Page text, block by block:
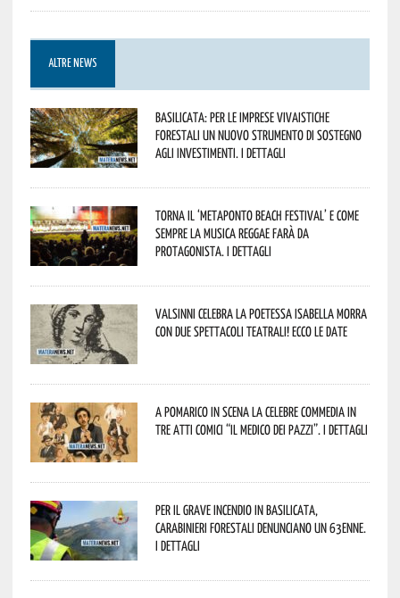
ALTRE NEWS
Basilicata: per le imprese vivaistiche
forestali un nuovo strumento di sostegno
agli investimenti. I dettagli
Torna il ‘Metaponto beach festival’ e come
sempre la musica reggae farà da
protagonista. I dettagli
Valsinni celebra la poetessa Isabella Morra
con due spettacoli teatrali! Ecco le date
A Pomarico in scena la celebre commedia in
tre atti comici “Il medico dei pazzi”. I dettagli
Per il grave incendio in Basilicata,
Carabinieri forestali denunciano un 63enne.
I dettagli